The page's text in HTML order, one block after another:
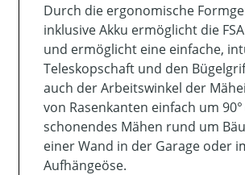
Durch die ergonomische
inklusive Akku ermöglicht die
und ermöglicht eine einfache,
Teleskopschaft und den
auch der Arbeitswinkel der
von Rasenkanten einfach um
schonendes Mähen rund um
einer Wand in der Garage oder
Aufhängeöse.